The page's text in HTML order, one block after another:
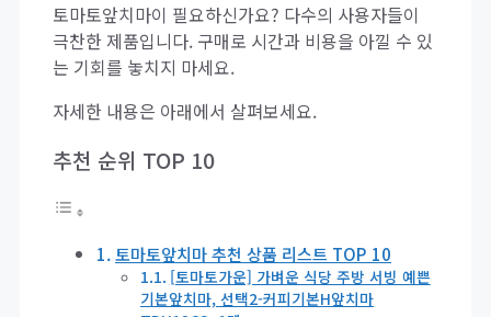
토마토앞치마이 필요하신가요? 다수의 사용자들이
극찬한 제품입니다. 구매로 시간과 비용을 아낄 수 있
는 기회를 놓치지 마세요.
자세한 내용은 아래에서 살펴보세요.
추천 순위 TOP 10
토마토앞치마 추천 상품 리스트 TOP 10
[토마토가운] 가벼운 식당 주방 서빙 예쁜
기본앞치마, 선택2-커피기본H앞치마